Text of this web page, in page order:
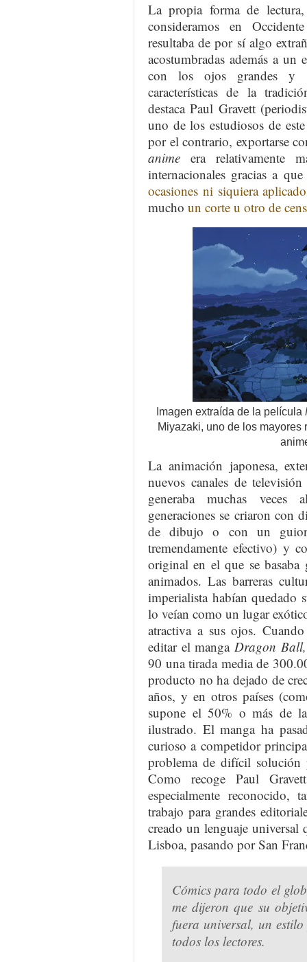
La propia forma de
consideramos en
resultaba de por sí algo
acostumbradas además a
con los ojos grandes y
características de la
destaca Paul Gravett
uno de los estudiosos de
por el contrario, exportarse
anime era relativamente
internacionales gracias a
ocasiones ni siquiera
mucho un corte u otro de
Imagen extraída de la película
Miyazaki, uno de los mayores
La animación japonesa,
nuevos canales de
generaba muchas veces
generaciones se criaron con
de dibujo o con un
tremendamente efectivo) y
original en el que se
animados. Las barreras
imperialista habían quedado
lo veían como un lugar
atractiva a sus ojos.
editar el manga Dragon
90 una tirada media de
producto no ha dejado de
años, y en otros países
supone el 50% o más de
ilustrado. El manga ha
curioso a competidor
problema de difícil solución
Como recoge Paul
especialmente
trabajo para grandes
creado un lenguaje universal
Lisboa, pasando por San
Cómics para todo el
me dijeron que su
fuera universal, un
todos los lectores.